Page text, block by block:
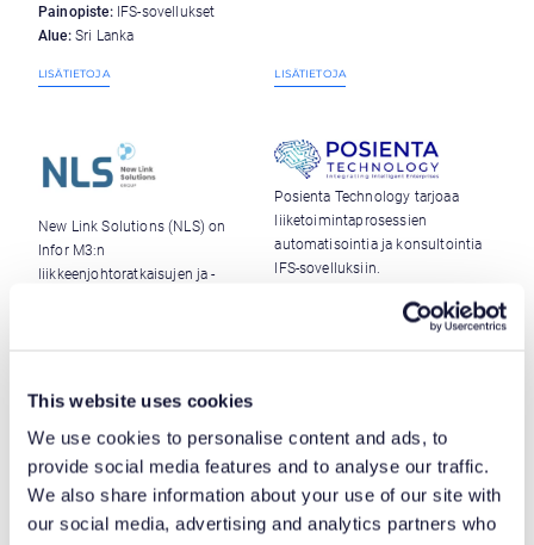
This website uses cookies
We use cookies to personalise content and ads, to
provide social media features and to analyse our traffic.
We also share information about your use of our site with
our social media, advertising and analytics partners who
Painopiste:IFS-sovellukset
Alue:Sri Lanka
LISÄTIETOJA LISÄTIETOJA
New Link Solutions (NLS) on
Infor M3:n
liikkeenjohtoratkaisujen ja -
LISÄTIETOJA
Posienta Technology tarjoaa
liiketoimintaprosessien
automatisointia ja konsultointia
IFS-sovelluksiin.
IFS-sovellukset